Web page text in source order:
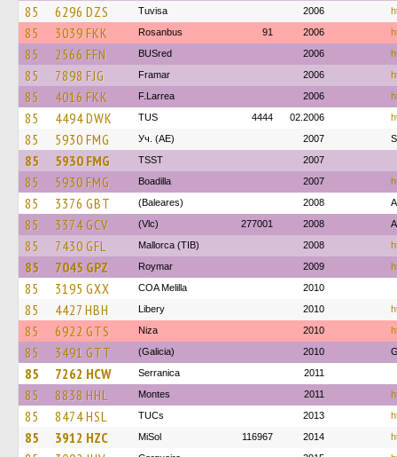
85 6296 DZS Tuvisa 2006
85 3039 FKK Rosanbus 91 2006
85 2566 FFN BUSred 2006
85 7898 FJG Framar 2006
85 4016 FKK F.Larrea 2006
85 4494 DWK TUS 4444 02.2006
85 5930 FMG Уч. (AE) 2007
85 5930 FMG TSST 2007
85 5930 FMG Boadilla 2007
85 3376 GBT (Baleares) 2008
85 3374 GCV (Vlc) 277001 2008
85 7430 GFL Mallorca (TIB) 2008
85 7045 GPZ Roymar 2009
85 3195 GXX COA Melilla 2010
85 4427 HBH Libery 2010
85 6922 GTS Niza 2010
85 3491 GTT (Galicia) 2010
85 7262 HCW Serranica 2011
85 8838 HHL Montes 2011
85 8474 HSL TUCs 2013
85 3912 HZC MiSol 116967 2014